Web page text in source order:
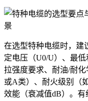
在选型特种电缆时，建
定电压（U0/U）、最
拉强度要求、耐油/耐
或A类）、耐火级别（
效能（衰减值dB）。有